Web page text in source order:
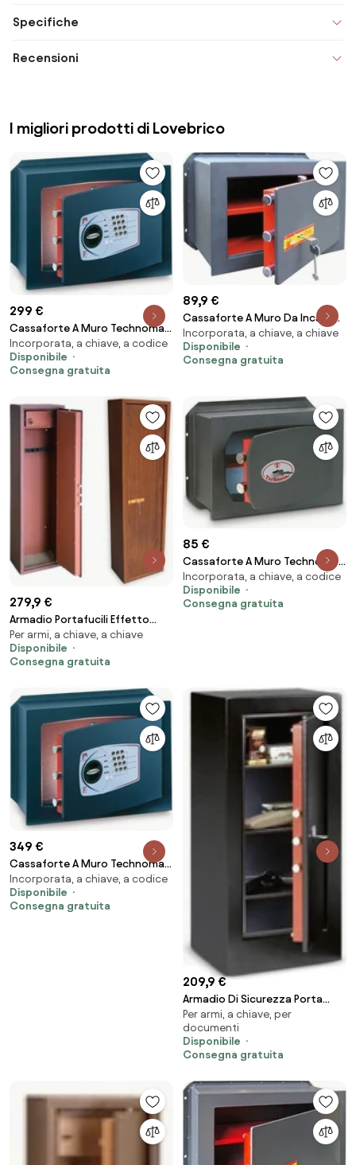
Specifiche
Recensioni
I migliori prodotti di Lovebrico
299 €
Cassaforte A Muro Technomax
Serie Gold Trony GT/5
Combinazione Elettronica S1
Incorporata, a chiave, a codice
Disponibile
Consegna gratuita
89,9 €
Cassaforte A Muro Da Incasso
42x19,5xH28 Cm In Acciaio
Blindata Con Chiave Utilia
Security
Incorporata, a chiave, a chiave
Disponibile
Consegna gratuita
279,9 €
Armadio Portafucili Effetto
Legno Utilia TOP Security
Fuciliera 8 Posti Con Tesoretto
A Chiave
Per armi, a chiave, a chiave
Disponibile
Consegna gratuita
85 €
Cassaforte A Muro Technosafe
Key TK1 Chiave A Doppia Mappa
Porta 8mm Technomax
Incorporata, a chiave, a codice
Disponibile
Consegna gratuita
349 €
Cassaforte A Muro Technomax
Serie Gold Trony GT/7
Combinazione Elettronica S1
Incorporata, a chiave, a codice
Disponibile
Consegna gratuita
209,9 €
Armadio Di Sicurezza Porta
Pistole E Munizioni Technomax
HS/20 A Chiave
Per armi, a chiave, per
documenti
Disponibile
Consegna gratuita